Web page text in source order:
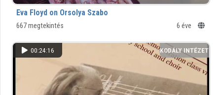
Intézmények
Közreműködők
Eva Floyd on Orsolya Szabo
667 megtekintés 6 éve
00:24:16 KODÁLY INTÉZET